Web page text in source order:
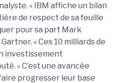
« IBM affiche un bilan
de respect de sa feuille
pour sa part Mark
« Ces 10 milliards de
investissement
« C’est une avancée
progresser leur base